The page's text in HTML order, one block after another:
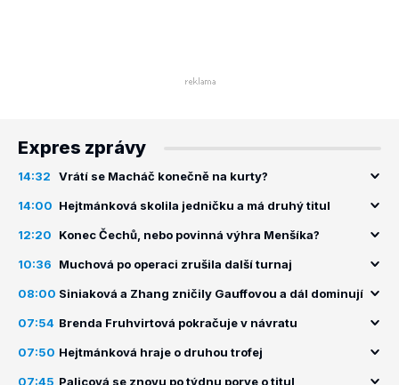
Expres zprávy
14:32 Vrátí se Macháč konečně na kurty?
14:00 Hejtmánková skolila jedničku a má druhý titul
12:20 Konec Čechů, nebo povinná výhra Menšíka?
10:36 Muchová po operaci zrušila další turnaj
08:00 Siniaková a Zhang zničily Gauffovou a dál dominují
07:54 Brenda Fruhvirtová pokračuje v návratu
07:50 Hejtmánková hraje o druhou trofej
07:45 Palicová se znovu po týdnu porve o titul